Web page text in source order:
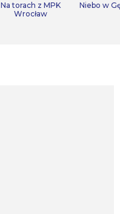
Na torach z MPK
Wrocław
Niebo w